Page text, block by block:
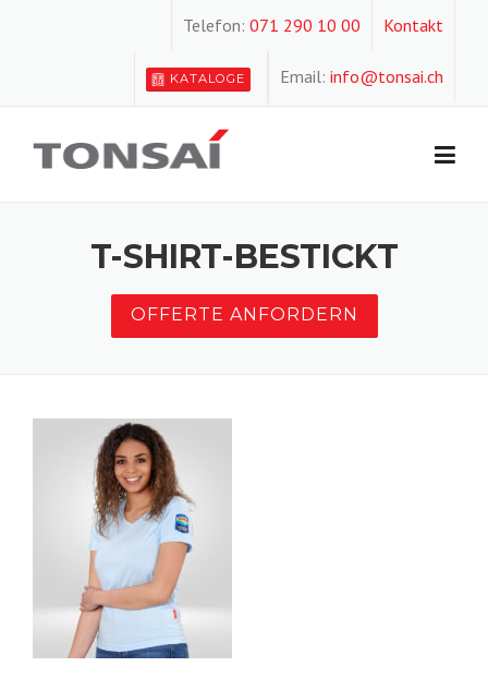
Kontakt
Telefon: 071 290 10 00
Email: info@tonsai.ch
KATALOGE
T-SHIRT-BESTICKT
OFFERTE ANFORDERN